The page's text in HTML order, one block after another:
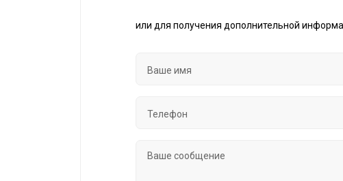
или для получения дополнительной